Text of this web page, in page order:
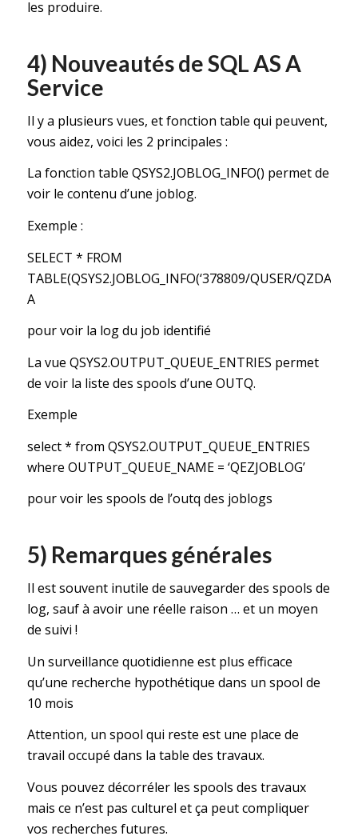
les produire.
4) Nouveautés de SQL AS A
Service
Il y a plusieurs vues, et fonction table qui peuvent,
vous aidez, voici les 2 principales :
La fonction table QSYS2.JOBLOG_INFO() permet de
voir le contenu d’une joblog.
Exemple :
SELECT * FROM
TABLE(QSYS2.JOBLOG_INFO(‘378809/QUSER/
A
pour voir la log du job identifié
La vue QSYS2.OUTPUT_QUEUE_ENTRIES permet
de voir la liste des spools d’une OUTQ.
Exemple
select * from QSYS2.OUTPUT_QUEUE_ENTRIES
where OUTPUT_QUEUE_NAME = ‘QEZJOBLOG’
pour voir les spools de l’outq des joblogs
5) Remarques générales
Il est souvent inutile de sauvegarder des spools de
log, sauf à avoir une réelle raison … et un moyen
de suivi !
Un surveillance quotidienne est plus efficace
qu’une recherche hypothétique dans un spool de
10 mois
Attention, un spool qui reste est une place de
travail occupé dans la table des travaux.
Vous pouvez décorréler les spools des travaux
mais ce n’est pas culturel et ça peut compliquer
vos recherches futures.